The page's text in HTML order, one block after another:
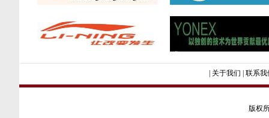
关于我们 联系我
版权所